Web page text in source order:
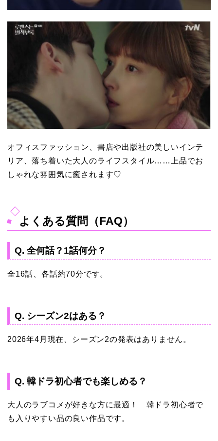
オフィスファッション、書店や出版社の美しいインテ
リア、落ち着いた大人のライフスタイル……上品でお
しゃれな雰囲気に癒されます♡
よくある質問（FAQ）
Q. 全何話？1話何分？
全16話、各話約70分です。
Q. シーズン2はある？
2026年4月現在、シーズン2の発表はありません。
Q. 韓ドラ初心者でも楽しめる？
大人のラブコメが好きな方に最適！ 韓ドラ初心者で
も入りやすい品の良い作品です。